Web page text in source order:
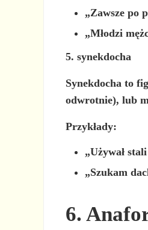
„Zawsze po
„Młodzi
5. synekdocha
Synekdocha to
odwrotnie), lub
Przykłady:
„Używał stali
„Szukam
6.